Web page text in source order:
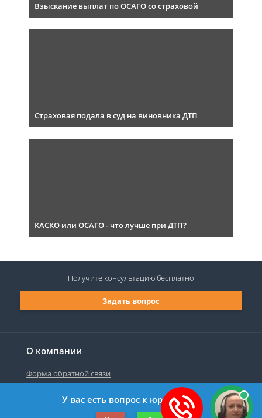
Взыскание выплат по ОСАГО со страховой
Страховая подала в суд на виновника ДТП
КАСКО или ОСАГО - что лучше при ДТП?
О компании
Форма обратной связи
©2019-2026 Все права защищены.
Задать вопрос
Получите консультациюбесплатно
У вас есть вопрос к юристу?